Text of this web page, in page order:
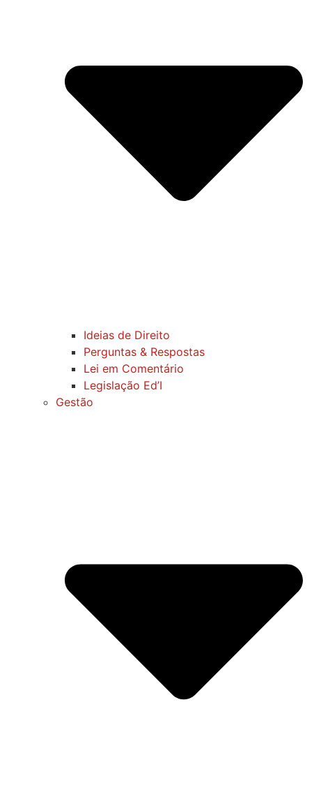
Ideias de Direito
Perguntas & Respostas
Lei em Comentário
Legislação Ed’I
Gestão